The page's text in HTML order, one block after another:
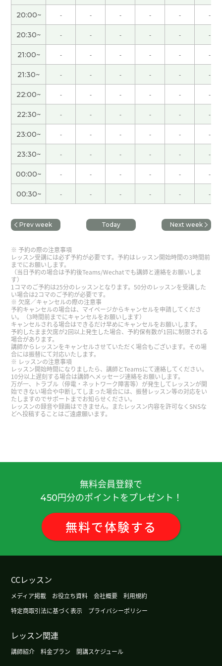
谢谢您的课。有机会的话，下次聊天，请再多关
照。( 50代 男性 )
很高心认识您，今天谢谢您。( 40代 女性 )
とても丁寧に声調を教えていただきました。
とても丁寧に声調を教えていただきました。
谢谢老师，我这边的信息很少。如果您也找到很好
的生意就悄悄地告诉我！下次见
( 40代 男性 )
照顾外孙子的时候想不起来中文。辛苦了下次再见
吧。( 男性 )
谢谢您，我会继续努力，下次见。
谢谢，老师。我开心跟您学习。下次也请多关照。
欢迎，欢迎，街上到处都红叶，那个景色美丽到让
人停止呼吸。谢谢您，下次见。
発音をみてくれました。ありがとうございます。
Kasumi老师，谢谢你的课。上次只是顺便去了大
连，想再好好地去看看。如果去辽宁的话，我也想
去沈阳。( 50代 男性 )
评论响起。 我想学中文，相信你是我最懂的。
細かく丁寧に教えていただきとてもわかりやすかっ
たです！またよろしくお願いいたします！( 30代
( 20代 女性 )
期待着外孙子们都对汉语感兴趣长大学习汉语。和
他们用汉语聊天。下次再见吧。( 男性 )
日本有很多台风。非常危险。你住的地方怎么样？
60代 男性 )
谢谢老师上课。我遇到困难时，老师就及时帮助
我，感谢老师的体贴。真是个资深老师啊。我也很
20:00~ - - - - - -
20:30~ - - - - - -
21:00~ - - - - - -
21:30~ - - - - - -
22:00~ - - - - - -
22:30~ - - - - - -
23:00~ - - - - - -
23:30~ - - - - - -
00:00~ - - - - - -
00:30~ - - - - - -
Prev week Today Next week
予約の際の注意事項
レッスン受講には必ず予約が必要です。予約はレッスン開始時間の3時間前
までにお願いします。
（当日予約の場合は予約後Teams/Wechatでも講師と連絡をお願いしま
す）
1コマのご予約は25分のレッスンとなります。50分のレッスンを受講した
い場合は2コマのご予約が必要です。
欠席／キャンセルの際の注意事
予約キャンセルの場合は、マイページからキャンセルを申請してくださ
い。（3時間前までにキャンセルをお願いします）
キャンセルされる場合はできるだけ早めにキャンセルをお願いします。
予約したまま欠席が2回以上発生した場合、予約保有数が1回に制限される
場合があります。
講師からレッスンをキャンセルさせていただく場合もございます。その場
合には振替にて対応いたします。
レッスンの注意事項
レッスン開始時間になりましたら、講師とTeamsにて連絡してください。
10分以上遅刻する場合は講師へメッセージ連絡をお願いします。
万が一、トラブル（停電・ネットワーク障害等）が発生してレッスンが開
始できない場合や中断してしまった場合には、振替レッスン等の対応をい
たしますのでサポートまでお知らせください。
レッスンの録音や録画はできません。またレッスン内容を許可なくSNSな
どへ投稿することはご遠慮願います。
無料会員登録で
450円分のポイントをプレゼント！
無料で体験する
CCレッスン
メディア掲載 お役立ち資料 会社概要
利用規約
特定商取引法に基づく表示
プライバシーポリシー
レッスン関連
講師紹介 料金プラン 開講スケジュール